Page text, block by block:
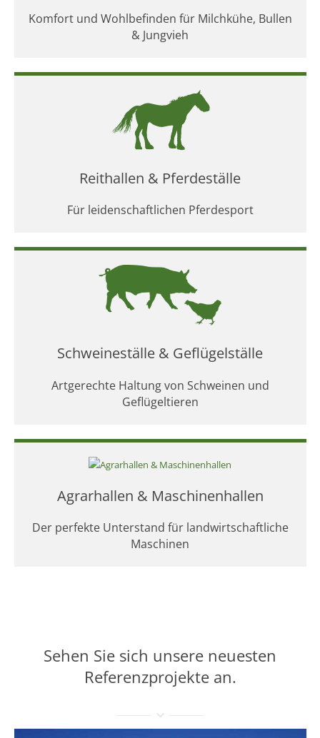
Komfort und Wohlbefinden für Milchkühe, Bullen
& Jungvieh
Reithallen & Pferdeställe
Für leidenschaftlichen Pferdesport
Schweineställe & Geflügelställe
Artgerechte Haltung von Schweinen und
Geflügeltieren
Agrarhallen & Maschinenhallen
Der perfekte Unterstand für landwirtschaftliche
Maschinen
Sehen Sie sich unsere neuesten
Referenzprojekte an.